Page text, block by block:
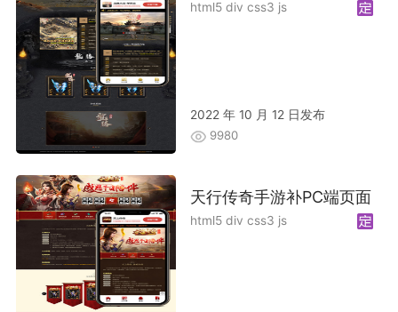
html5 div css3 js
2022 年 10 月 12 日发布
9980
天行传奇手游补PC端页面
html5 div css3 js